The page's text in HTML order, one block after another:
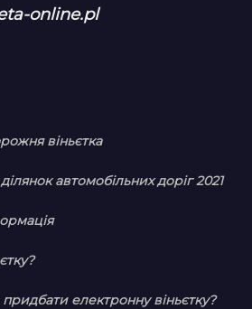
online.pl
віньєтка
автомобільних доріг 2021
електронну віньєтку?